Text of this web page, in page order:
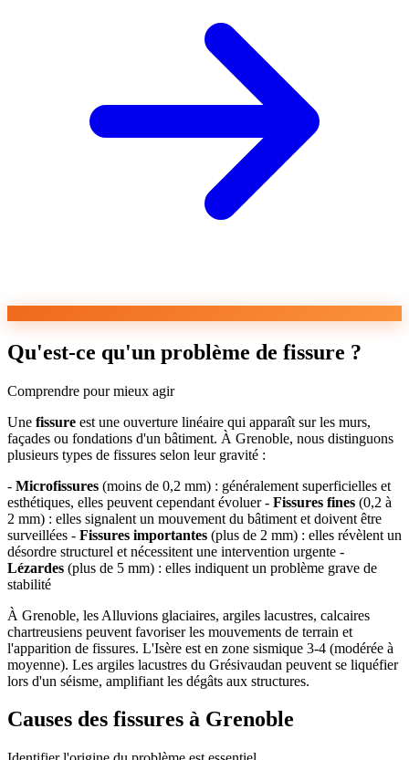
Qu'est-ce qu'un problème de fissure ?
Comprendre pour mieux agir
Une fissure est une ouverture linéaire qui apparaît sur les murs,
façades ou fondations d'un bâtiment. À Grenoble, nous distinguons
plusieurs types de fissures selon leur gravité :
- Microfissures (moins de 0,2 mm) : généralement superficielles et
esthétiques, elles peuvent cependant évoluer - Fissures fines (0,2 à
2 mm) : elles signalent un mouvement du bâtiment et doivent être
surveillées - Fissures importantes (plus de 2 mm) : elles révèlent un
désordre structurel et nécessitent une intervention urgente -
Lézardes (plus de 5 mm) : elles indiquent un problème grave de
stabilité
À Grenoble, les Alluvions glaciaires, argiles lacustres, calcaires
chartreusiens peuvent favoriser les mouvements de terrain et
l'apparition de fissures. L'Isère est en zone sismique 3-4 (modérée à
moyenne). Les argiles lacustres du Grésivaudan peuvent se liquéfier
lors d'un séisme, amplifiant les dégâts aux structures.
Causes des fissures à Grenoble